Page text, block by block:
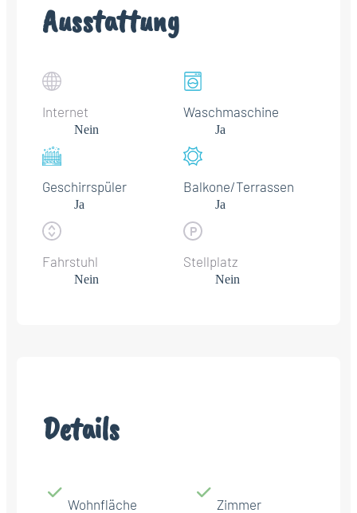
Ausstattung
Internet
Nein
Waschmaschine
Ja
Geschirrspüler
Ja
Balkone/Terrassen
Ja
Fahrstuhl
Nein
Stellplatz
Nein
Details
Wohnfläche Zimmer